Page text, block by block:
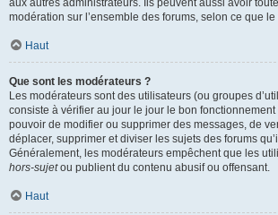
aux autres administrateurs. Ils peuvent aussi avoir
modération sur l’ensemble des forums, selon ce que
Haut
Que sont les modérateurs ?
Les modérateurs sont des utilisateurs (ou groupes
consiste à vérifier au jour le jour le bon fonctionnement
pouvoir de modifier ou supprimer des messages, de
déplacer, supprimer et diviser les sujets des forums
Généralement, les modérateurs empêchent que les
hors-sujetou publient du contenu abusif ou offensant.
Haut